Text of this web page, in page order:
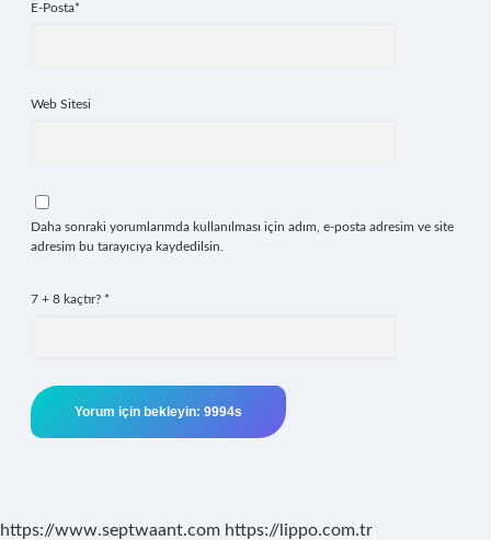
E-Posta*
Web Sitesi
Daha sonraki yorumlarımda kullanılması için adım, e-posta adresim ve site
adresim bu tarayıcıya kaydedilsin.
7 + 8 kaçtır? *
https://www.septwaant.com https://lippo.com.tr